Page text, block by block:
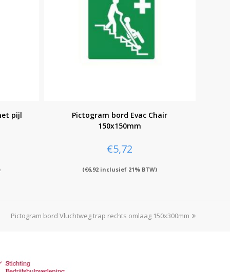
pijl
Pictogram bord Evac Chair
150x150mm
€5,72
(€6,92 inclusief 21% BTW)
next
Pictogram bord Vluchtweg trap rechts omlaag 150x300mm